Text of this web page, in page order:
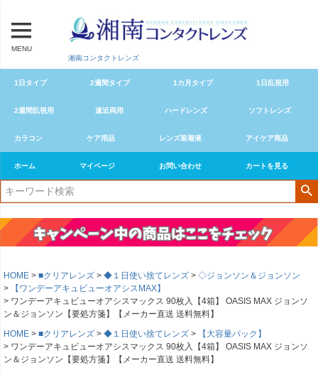
MENU
湘南コンタクトレンズ
1日タイプ 2週間タイプ 1カ月タイプ 1日乱視用
2週間乱視用 遠近両用 ハードレンズ ソフトレンズ
カラコン ケア用品 レンズ装着液 アイケア商品
ホーム マイページ お問い合わせ カートを見る
HOME ■クリアレンズ ◆１日使い捨てレンズ
◇ジョンソン＆ジョンソン
【ワンデーアキュビューオアシスMAX】
ワンデーアキュビューオアシスマックス 90枚入【4箱】 OASIS MAX ジョンソ
ン＆ジョンソン【要処方箋】【メーカー直送 送料無料】
HOME
■クリアレンズ ◆１日使い捨てレンズ
【大容量パック】
ワンデーアキュビューオアシスマックス 90枚入【4箱】 OASIS MAX ジョンソ
ン＆ジョンソン【要処方箋】【メーカー直送 送料無料】